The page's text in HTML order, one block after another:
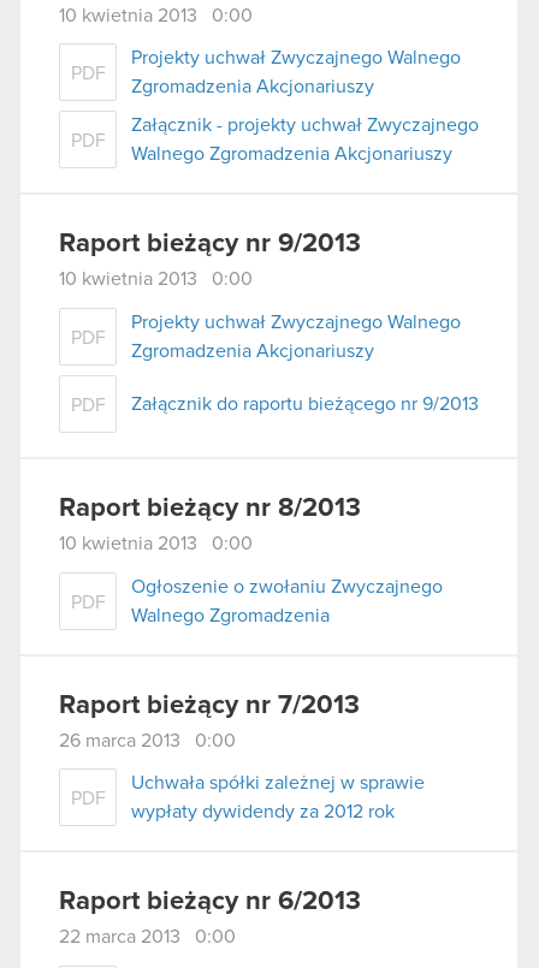
10 kwietnia 2013 0:00
PDF
Projekty uchwał Zwyczajnego Walnego
Zgromadzenia Akcjonariuszy
PDF
Załącznik - projekty uchwał Zwyczajnego
Walnego Zgromadzenia Akcjonariuszy
Raport bieżący nr 9/2013
10 kwietnia 2013 0:00
PDF
Projekty uchwał Zwyczajnego Walnego
Zgromadzenia Akcjonariuszy
PDF Załącznik do raportu bieżącego nr 9/2013
Raport bieżący nr 8/2013
10 kwietnia 2013 0:00
PDF
Ogłoszenie o zwołaniu Zwyczajnego
Walnego Zgromadzenia
Raport bieżący nr 7/2013
26 marca 2013 0:00
PDF
Uchwała spółki zależnej w sprawie
wypłaty dywidendy za 2012 rok
Raport bieżący nr 6/2013
22 marca 2013 0:00